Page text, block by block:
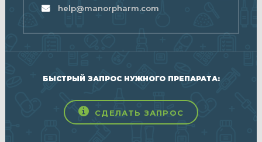
help@manorpharm.com
БЫСТРЫЙ ЗАПРОС НУЖНОГО ПРЕПАРАТА:
СДЕЛАТЬ ЗАПРОС